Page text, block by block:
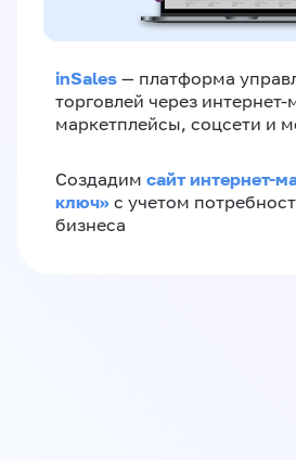
inSales — платформа
торговлей через интернет-
маркетплейсы, соцсети и
Создадим сайт интернет-
ключ» с учетом
бизнеса